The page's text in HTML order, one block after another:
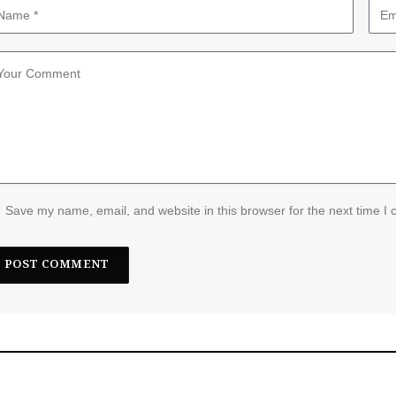
Save my name, email, and website in this browser for the next time I